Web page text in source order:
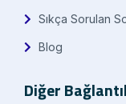
Sıkça Sorulan
Blog
Diğer